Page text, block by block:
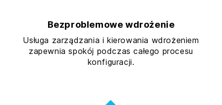
Bezproblemowe wdrożenie
Usługa zarządzania i kierowania wdrożeniem
zapewnia spokój podczas całego procesu
konfiguracji.